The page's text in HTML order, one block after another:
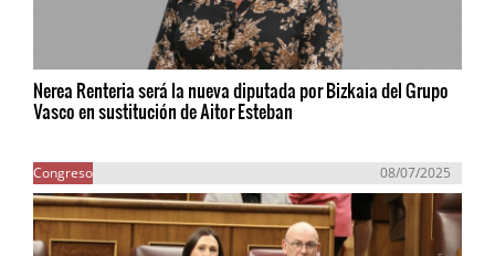
Nerea Renteria será la nueva diputada por Bizkaia del Grupo
Vasco en sustitución de Aitor Esteban
Congreso 08/07/2025